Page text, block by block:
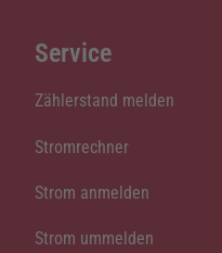
Service
Zählerstand melden
Stromrechner
Strom anmelden
Strom ummelden